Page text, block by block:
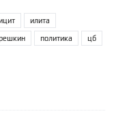
илита
политика цб